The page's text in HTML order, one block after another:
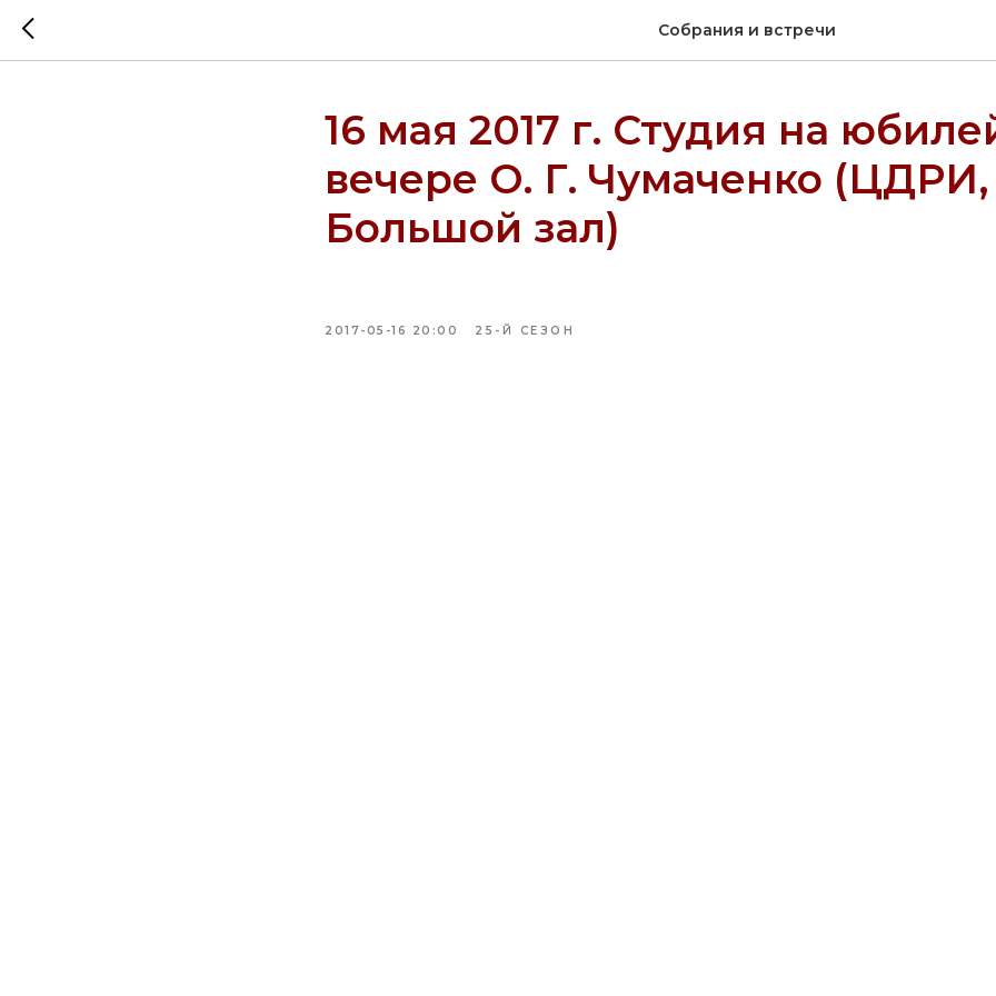
Собрания и встречи
16 мая 2017 г. Студия на
вечере О. Г. Чумаченко (ЦДРИ,
Большой зал)
2017-05-16 20:00 25-Й СЕЗОН